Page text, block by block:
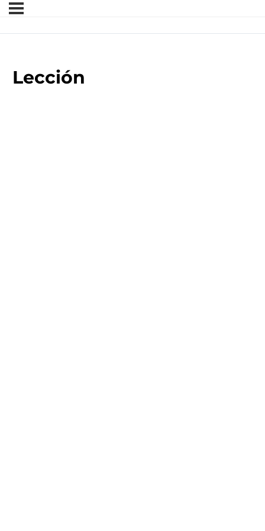
Lección